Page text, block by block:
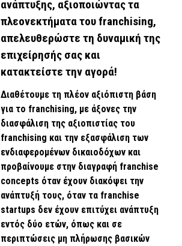
ανάπτυξης, αξιοποιώντας τα
πλεονεκτήματα του franchising,
απελευθερώστε τη δυναμική της
επιχείρησής σας και
κατακτείστε την αγορά!
Διαθέτουμε τη πλέον αξιόπιστη βάση
για το franchising, με άξονες την
διασφάλιση της αξιοπιστίας του
franchising και την εξασφάλιση των
ενδιαφερομένων δικαιοδόχων και
προβαίνουμε στην διαγραφή franchise
concepts όταν έχουν διακόψει την
ανάπτυξή τους, όταν τα franchise
startups δεν έχουν επιτύχει ανάπτυξη
εντός δύο ετών, όπως και σε
περιπτώσεις μη πλήρωσης βασικών